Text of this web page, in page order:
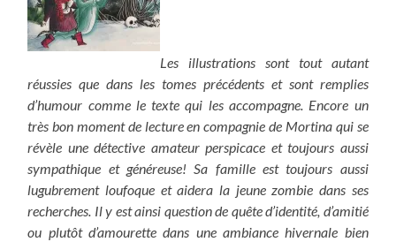
Les illustrations sont tout autant
réussies que dans les tomes précédents et sont remplies
d’humour comme le texte qui les accompagne. Encore un
très bon moment de lecture en compagnie de Mortina qui se
révèle une détective amateur perspicace et toujours aussi
sympathique et généreuse! Sa famille est toujours aussi
lugubrement loufoque et aidera la jeune zombie dans ses
recherches. Il y est ainsi question de quête d’identité, d’amitié
ou plutôt d’amourette dans une ambiance hivernale bien